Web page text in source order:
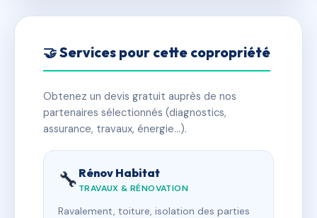
🤝 Services pour cette copropriété
Obtenez un devis gratuit auprès de nos
partenaires sélectionnés (diagnostics,
assurance, travaux, énergie…).
🔧 Rénov Habitat
TRAVAUX & RÉNOVATION
Ravalement, toiture, isolation des parties